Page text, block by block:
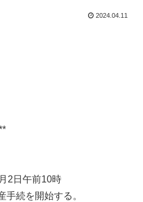
2024.04.11
2日午前10時
続を開始する。